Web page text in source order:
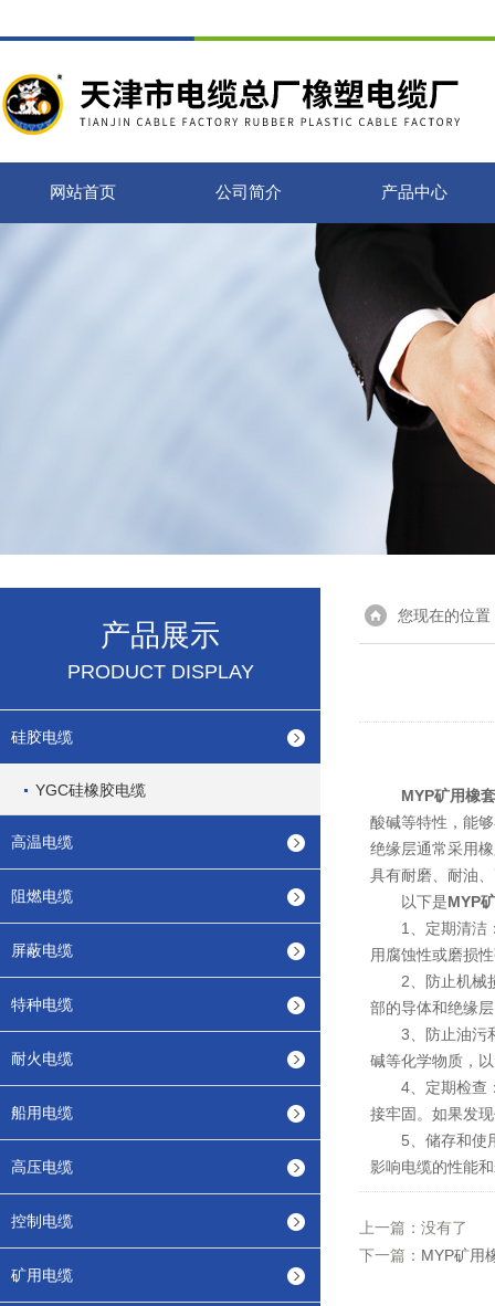
网站首页 公司简介 产品中心
产品展示
PRODUCT DISPLAY
硅胶电缆
YGC硅橡胶电缆
高温电缆
阻燃电缆
屏蔽电缆
特种电缆
耐火电缆
船用电缆
高压电缆
控制电缆
矿用电缆
您现在的位置
MYP矿用橡
酸碱等特性，能
绝缘层通常采用
具有耐磨、耐油
以下是MYP
1、定期清洁：
用腐蚀性或磨损
2、防止机械损
部的导体和绝缘
3、防止油污和
碱等化学物质，
4、定期检查：
接牢固。如果发
5、储存和使用
影响电缆的性能
上一篇：没有了
下一篇： MYP矿用